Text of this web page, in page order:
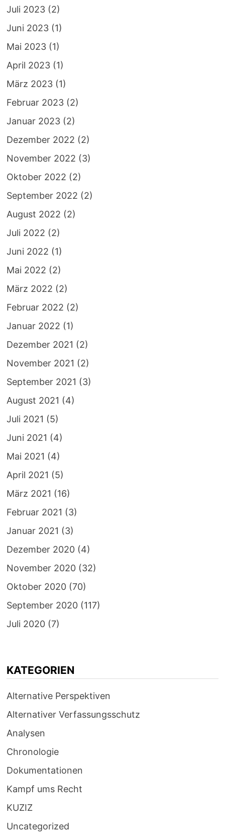
Juli 2023(2)
Juni 2023(1)
Mai 2023(1)
April 2023(1)
März 2023(1)
Februar 2023(2)
Januar 2023(2)
Dezember 2022 (2)
November 2022 (3)
Oktober 2022 (2)
September 2022 (2)
August 2022 (2)
Juli 2022 (2)
Juni 2022 (1)
Mai 2022 (2)
März 2022 (2)
Februar 2022 (2)
Januar 2022 (1)
Dezember 2021 (2)
November 2021 (2)
September 2021 (3)
August 2021 (4)
Juli 2021 (5)
Juni 2021 (4)
Mai 2021 (4)
April 2021 (5)
März 2021 (16)
Februar 2021 (3)
Januar 2021 (3)
Dezember 2020(4)
November 2020(32)
Oktober 2020(70)
September 2020(117)
Juli 2020(7)
KATEGORIEN
Alternative Perspektiven
Alternativer Verfassungsschutz
Analysen
Chronologie
Dokumentationen
Kampf ums Recht
KUZIZ
Uncategorized